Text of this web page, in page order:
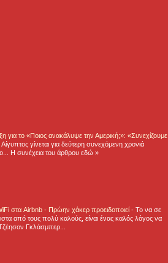
για το «Ποιος ανακάλυψε την Αμερική;»: «Συνεχίζουμε
γίνεται για δεύτερη συνεχόμενη χρονιά
Η συνέχεια του άρθρου εδώ »
στα Airbnb - Πρώην χάκερ προειδοποιεί- Το να σε
από τους πολύ καλούς, είναι ένας καλός λόγος να
Γκλάσμπερ...